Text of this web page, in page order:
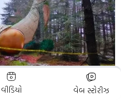
ADVERTISEMENT
વીડિયો વેબ સ્ટોરીઝ